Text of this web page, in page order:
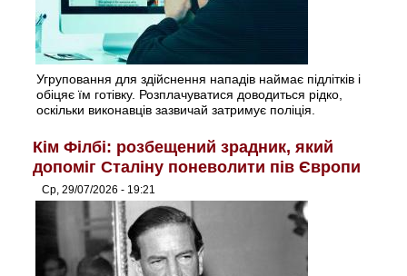
Угруповання для здійснення нападів наймає підлітків і
обіцяє їм готівку. Розплачуватися доводиться рідко,
оскільки виконавців зазвичай затримує поліція.
Кім Філбі: розбещений зрадник, який
допоміг Сталіну поневолити пів Європи
Ср, 29/07/2026 - 19:21